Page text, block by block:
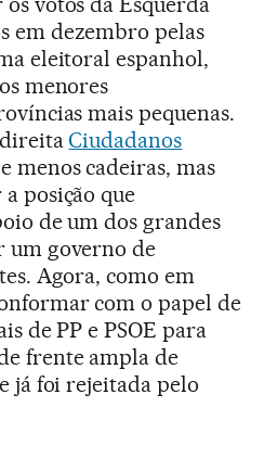
em dezembro pelas
eleitoral espanhol,
menores
mais pequenas.
direitaCiudadanos
menos cadeiras, mas
posição que
de um dos grandes
governo de
Agora, como em
com o papel de
de PP e PSOE para
frente ampla de
já foi rejeitada pelo